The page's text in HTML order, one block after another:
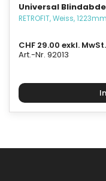
Universal
RETROFIT, Weiss, 1223mm
CHF 29.00 exkl. MwSt.
Art.-Nr. 92013